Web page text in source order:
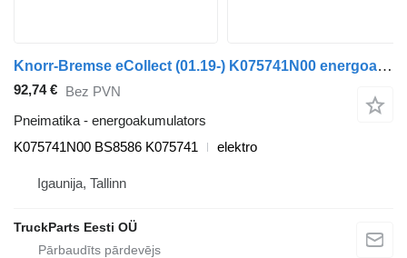
Knorr-Bremse eCollect (01.19-) K075741N00 energoakumulators paredzēts Dennis eCollect Terberg YT Magtec (2019-) vilcēja
92,74 € Bez PVN
Pneimatika - energoakumulators
K075741N00 BS8586 K075741
elektro
Igaunija, Tallinn
TruckParts Eesti OÜ